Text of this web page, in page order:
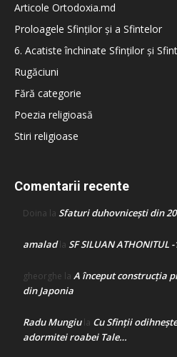
Articole Ortodoxia.md
Proloagele Sfinților și a Sfintelor
6. Acatiste închinate Sfinților și
Rugăciuni
Fără categorie
Poezia religioasă
Stiri religioase
Comentarii recente
Doina la Sfaturi duhovnicești din
amaladla SF SILUAN ATHONITUL -
gheorghe la A început construcţia
din Japonia
Radu Mungiula Cu Sfinții
adormitei roabei Tale…